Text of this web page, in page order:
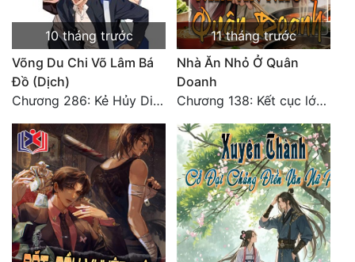
10 tháng trước
Võng Du Chi Võ Lâm Bá
Đồ (Dịch)
Chương 286: Kẻ Hủy Diệt báo danh (Hết)
11 tháng trước
Nhà Ăn Nhỏ Ở Quân
Doanh
Chương 138: Kết cục lớn (5)